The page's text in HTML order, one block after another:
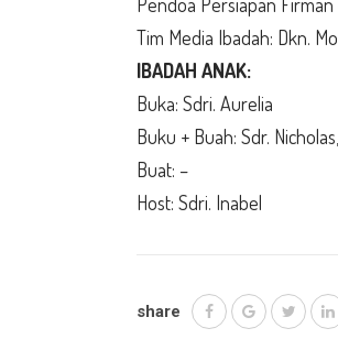
Tim Media Ibadah: Dkn.
IBADAH ANAK:
Buka: Sdri. Aurelia
Buku + Buah: Sdr.
Buat: –
Host: Sdri. Inabel
share